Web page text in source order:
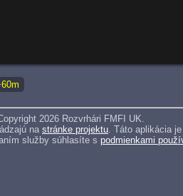
2026 Rozvrhári FMFI UK.
na stránke projektu. Táto aplikácia
služby súhlasíte s podmienkami